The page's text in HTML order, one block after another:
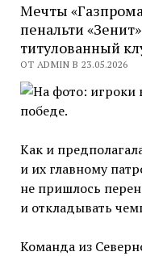
Мечты
пенальти
титулованный
ОТ ADMIN В 23.05.2026
Как и
и их главному
не пришлось
и откладывать
Команда из